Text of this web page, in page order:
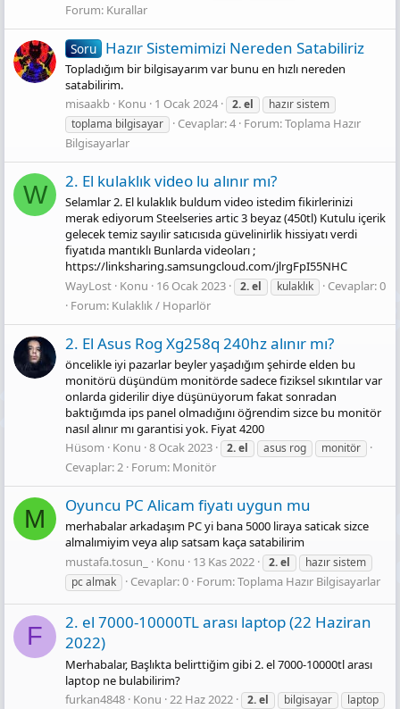
Forum: Kurallar
Soru Hazır Sistemimizi Nereden Satabiliriz
Topladığım bir bilgisayarım var bunu en hızlı nereden
satabilirim.
misaakb Konu 1 Ocak 2024 2.el
hazır sistem
toplama bilgisayar
Cevaplar: 4 Forum:Toplama Hazır
Bilgisayarlar
W 2. El kulaklık video lu alınır mı?
Selamlar 2. El kulaklık buldum video istedim fikirlerinizi
merak ediyorum Steelseries artic 3 beyaz (450tl) Kutulu içerik
gelecek temiz sayılir satıcısıda güvelinirlik hissiyatı verdi
fiyatıda mantıklı Bunlarda videoları ;
https://linksharing.samsungcloud.com/jlrgFpI55NHC
WayLost Konu 16 Ocak 2023 2.el kulaklık
Cevaplar: 0
Forum: Kulaklık / Hoparlör
2. El Asus Rog Xg258q 240hz alınır mı?
öncelikle iyi pazarlar beyler yaşadığım şehirde elden bu
monitörü düşündüm monitörde sadece fiziksel sıkıntılar var
onlarda giderilir diye düşünüyorum fakat sonradan
baktığımda ips panel olmadığını öğrendim sizce bu monitör
nasıl alınır mı garantisi yok. Fiyat 4200
Hüsom
Konu 8 Ocak 2023 2.el asus rog monitör
Cevaplar: 2 Forum: Monitör
M Oyuncu PC Alicam fiyatı uygun mu
merhabalar arkadaşım PC yi bana 5000 liraya saticak sizce
almalımiyim veya alıp satsam kaça satabilirim
mustafa.tosun_
Konu 13 Kas 2022 2.el
hazır sistem
pc almak
Cevaplar: 0 Forum:Toplama Hazır Bilgisayarlar
F
2. el 7000-10000TL arası laptop (22 Haziran
2022)
Merhabalar, Başlıkta belirttiğim gibi 2. el 7000-10000tl arası
laptop ne bulabilirim?
furkan4848 Konu 22 Haz 2022 2.el bilgisayar laptop